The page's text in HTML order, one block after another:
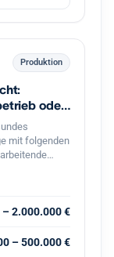
Produktion
oder
mit folgenden
Handwerk,
Produkte &
2.000.000 €
– 500.000 €